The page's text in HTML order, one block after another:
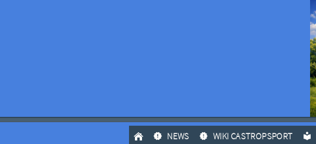
NEWS WIKI CASTROPSPORT